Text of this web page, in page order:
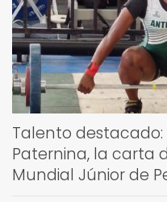
Talento destacado:
Paternina, la carta
Mundial Júnior de